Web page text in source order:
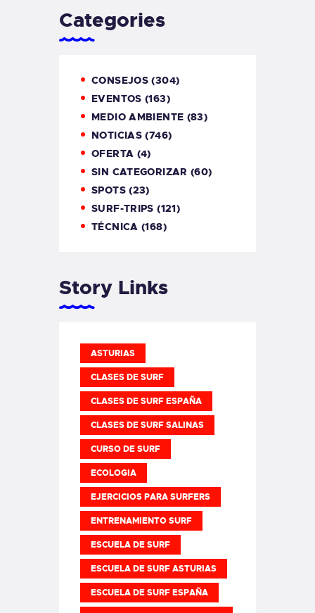
Categories
CONSEJOS (304)
EVENTOS (163)
MEDIO AMBIENTE (83)
NOTICIAS (746)
OFERTA (4)
SIN CATEGORIZAR (60)
SPOTS(23)
SURF-TRIPS (121)
TÉCNICA (168)
Story Links
ASTURIAS
CLASES DE SURF
CLASES DE SURF ESPAÑA
CLASES DE SURF SALINAS
CURSO DE SURF
ECOLOGIA
EJERCICIOS PARA SURFERS
ENTRENAMIENTO SURF
ESCUELA DE SURF
ESCUELA DE SURF ASTURIAS
ESCUELA DE SURF ESPAÑA